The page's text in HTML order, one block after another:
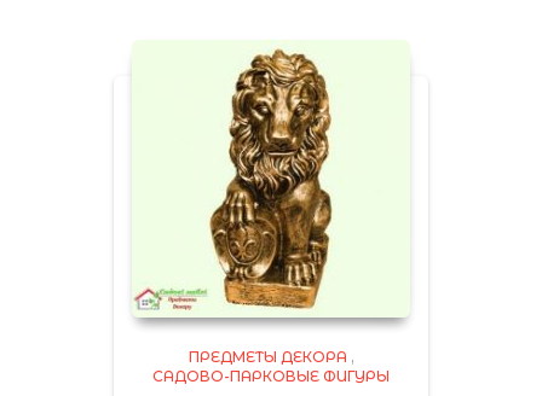
ПРЕДМЕТЫ ДЕКОРА ,
САДОВО-ПАРКОВЫЕ ФИГУРЫ